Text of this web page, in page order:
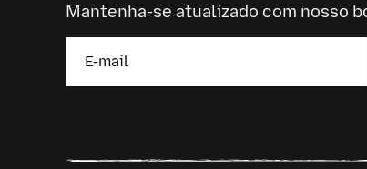
Mantenha-se atualizado com nosso